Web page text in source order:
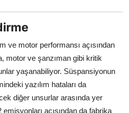
ve motor performansı açısından
motor ve şanzıman gibi kritik
yaşanabiliyor. Süspansiyonun
yazılım hataları da
diğer unsurlar arasında yer
açısından da fabrika